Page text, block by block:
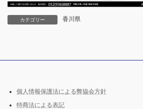
カテゴリー 香川県
個人情報保護法による弊協会方針
特商法による表記